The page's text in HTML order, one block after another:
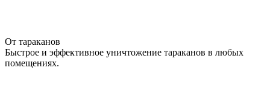
От тараканов
Быстрое и эффективное уничтожение тараканов в любых
помещениях.